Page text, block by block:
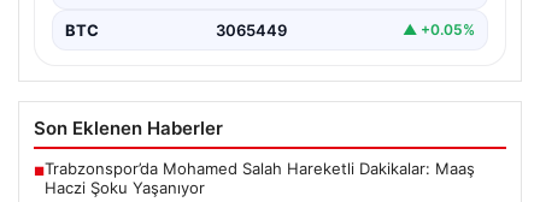
BTC 3065449 ▲ +0.05%
Son Eklenen Haberler
■Trabzonspor’da Mohamed Salah Hareketli Dakikalar: Maaş
Haczi Şoku Yaşanıyor